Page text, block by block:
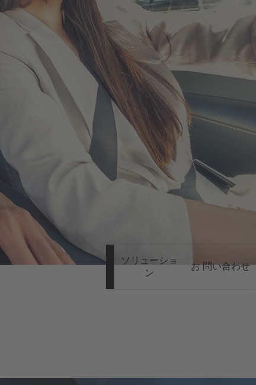
ソリューショ
ン
お 問い合わせ